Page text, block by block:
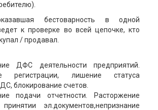
бестоварность в одной
к проверке во всей цепочке, кто
/ продавал.
ДФС деятельности предприятий.
регистрации, лишение статуса
блокирование счетов.
подачи отчетности. Расторжение
эл.документов,непризнание